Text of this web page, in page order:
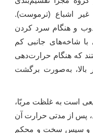
غیر اشباع (ترموست).
و هنگام سرد کردن
شاخه‌های جانبی کم
که هنگام حرارت‌دهی
بالا، به‌صورت برگشت
است به غلظت مربّا،
پس از مدتی حرارت آن
و سپس سخت و محکم